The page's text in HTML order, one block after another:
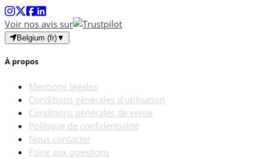
Voir nos avis sur
Belgium (fr)▼
À propos
Mentions légales
Conditions générales d'utilisation
Conditions générales de vente
Politique de confidentialité
Nous contacter
Foire aux questions